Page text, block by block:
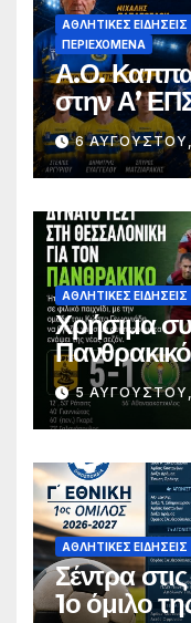
ΑΘΛΗΤΙΚΈΣ ΕΙΔΉΣΕΙΣ
ΠΕΡΙΕΧΌΜΕΝΑ
Α.Ο.
στην Α’
επένδυση
6
ΑΘΛΗΤΙΚΈΣ ΕΙΔΉΣΕΙΣ
Χρήσιμα
5
ΑΘΛΗΤΙΚΈΣ ΕΙΔΉΣΕΙΣ
Σέντρα
1ο όμιλο